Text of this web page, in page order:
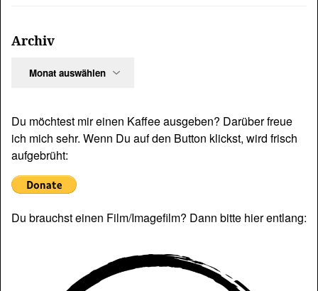
Archiv
Du möchtest mir einen Kaffee ausgeben? Darüber freue
ich mich sehr. Wenn Du auf den Button klickst, wird frisch
aufgebrüht:
Du brauchst einen Film/Imagefilm? Dann bitte hier entlang: